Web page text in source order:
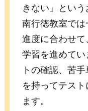
きない」という
南行徳教室で
進度に合わせ
学習を進めて
トの確認、苦
を持ってテス
ます。